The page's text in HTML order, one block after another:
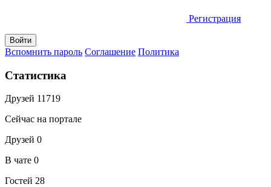
Регистрация
Вспомнить пароль Соглашение Политика
Статистика
Друзей 11719
Сейчас на портале
Друзей 0
В чате 0
Гостей 28